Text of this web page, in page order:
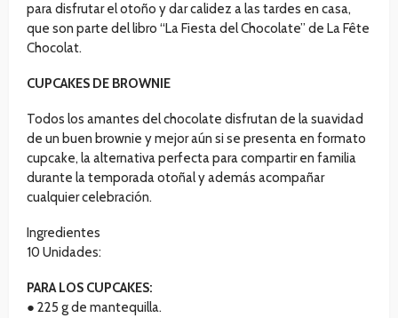
para disfrutar el otoño y dar calidez a las tardes en casa,
que son parte del libro “La Fiesta del Chocolate” de La Fête
Chocolat.
CUPCAKES DE BROWNIE
Todos los amantes del chocolate disfrutan de la suavidad
de un buen brownie y mejor aún si se presenta en formato
cupcake, la alternativa perfecta para compartir en familia
durante la temporada otoñal y además acompañar
cualquier celebración.
Ingredientes
10 Unidades:
PARA LOS CUPCAKES:
● 225 g de mantequilla.